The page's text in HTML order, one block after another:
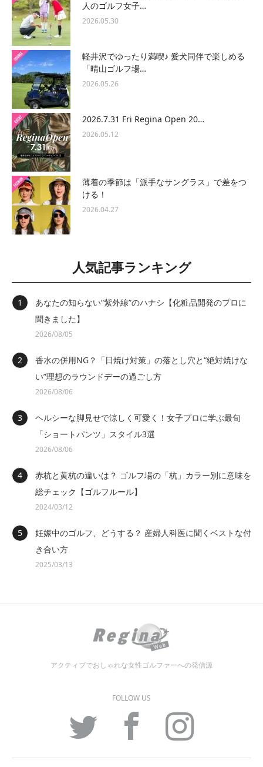
人のゴルフ女子…
2026.05.30
軽井沢でゆったり満喫♪ 愛犬同伴で楽しめる
「晴山ゴルフ場…
2026.05.26
2026.7.31 Fri Regina Open 20…
2026.05.12
薄着の季節は「派手なサングラス」で差をつ
ける！
2026.04.27
人気記事ランキング
あなたの知らない“紫外線”のハナシ【化粧品開発のプロに
聞きました】
2026/08/05
香水の併用NG？「日焼け対策」の落とし穴と“絶対焼けな
い”理想のラウンドデーの過ごし方
2026/08/06
ヘルシーな脚見せで涼しく可愛く！女子プロに学ぶ最旬
「ショートパンツ」スタイル3選
2026/08/06
赤杭と黄杭の違いは？ ゴルフ場の「杭」カラー別に意味を
総チェック【ゴルフルール】
2024/03/12
妊娠中のゴルフ、どうする？ 産婦人科医に聞くベストな付
き合い方
2025/03/13
アクティブでおしゃれな女性ゴルファーへの発信源
FOLLOW US
Facebook Instagram